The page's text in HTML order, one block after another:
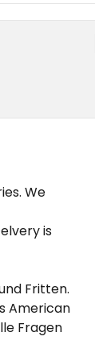
We
is
Fritten.
American
Fragen